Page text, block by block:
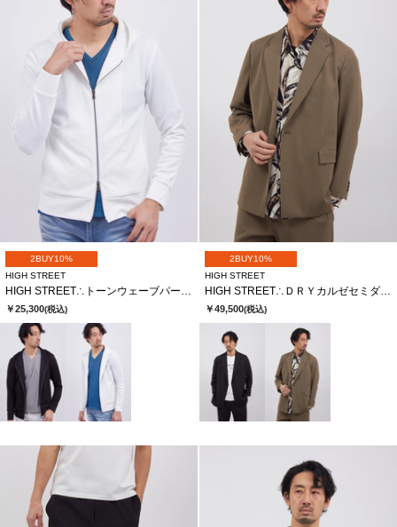
2BUY10%
HIGH STREET
HIGH STREET∴トーンウェーブパーカー
￥25,300(税込)
2BUY10%
HIGH STREET
HIGH STREET∴ＤＲＹカルゼセミダブルＪＫ
￥49,500(税込)